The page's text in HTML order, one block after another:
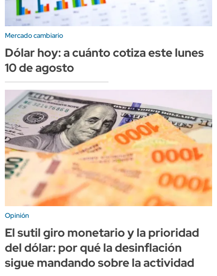
Mercado cambiario
Dólar hoy: a cuánto cotiza este lunes
10 de agosto
Opinión
El sutil giro monetario y la prioridad
del dólar: por qué la desinflación
sigue mandando sobre la actividad